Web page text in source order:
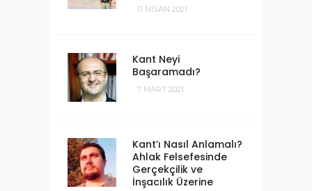
11 NISAN 2021
Kant Neyi
Başaramadı?
7 MART 2021
Kant’ı Nasıl Anlamalı?
Ahlak Felsefesinde
Gerçekçilik ve
İnşacılık Üzerine